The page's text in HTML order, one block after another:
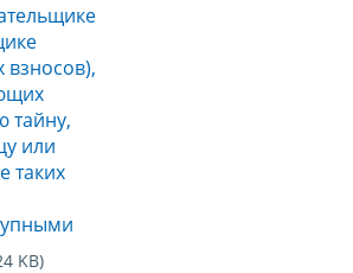
взносов),
тайну,
или
таких
KB)